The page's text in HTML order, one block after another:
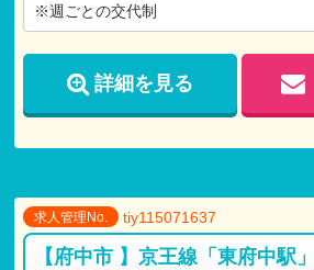
※週ごとの交代制
詳細を見る
求人管理No. tiy115071637
【府中市 】京王線「東府中